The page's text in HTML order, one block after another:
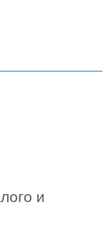
и